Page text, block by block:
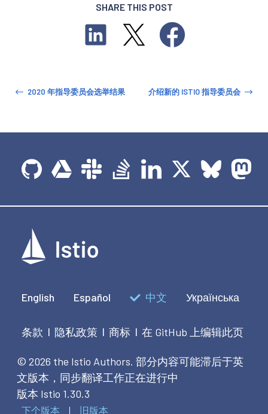
SHARE THIS POST
2020 年指导委员会选举结果 介绍新的 ISTIO 指导委员会
English Español 中文 Українська
条款 | 隐私政策 | 商标 | 在 GitHub 上编辑此页
© 2026 the Istio Authors. 部分内容可能滞后于英
文版本，同步翻译工作正在进行中
版本 Istio 1.30.3
下个版本 旧版本